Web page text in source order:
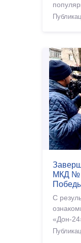
на эту
МКД №
С
«Дон-